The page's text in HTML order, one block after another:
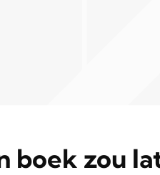
boek zou